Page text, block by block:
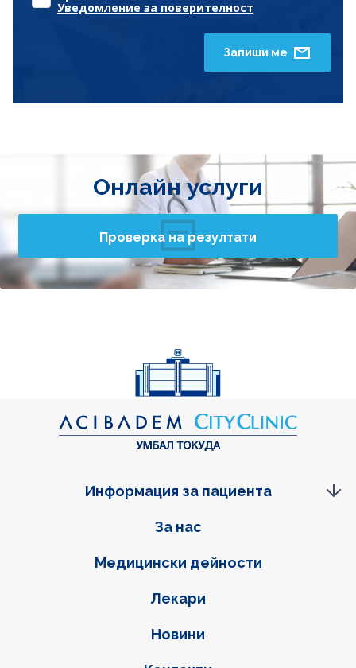
Уведомление за поверителност
Запиши ме
Онлайн услуги
Проверка на резултати
Фуутер навигация
За нас
Медицински дейности
Лекари
Новини
Информация за пациента